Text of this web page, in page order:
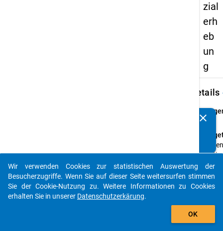
zial
erh
eb
un
g
Details
6.1
das
oder
clear
auto_stories
add_shopping_cart
Wir verwenden Cookies zur statistischen Auswertung der
Besucherzugriffe. Wenn Sie auf dieser Seite weitersurfen stimmen
Sie der Cookie-Nutzung zu. Weitere Informationen zu Cookies
erhalten Sie in unserer Datenschutzerkärung.
OK